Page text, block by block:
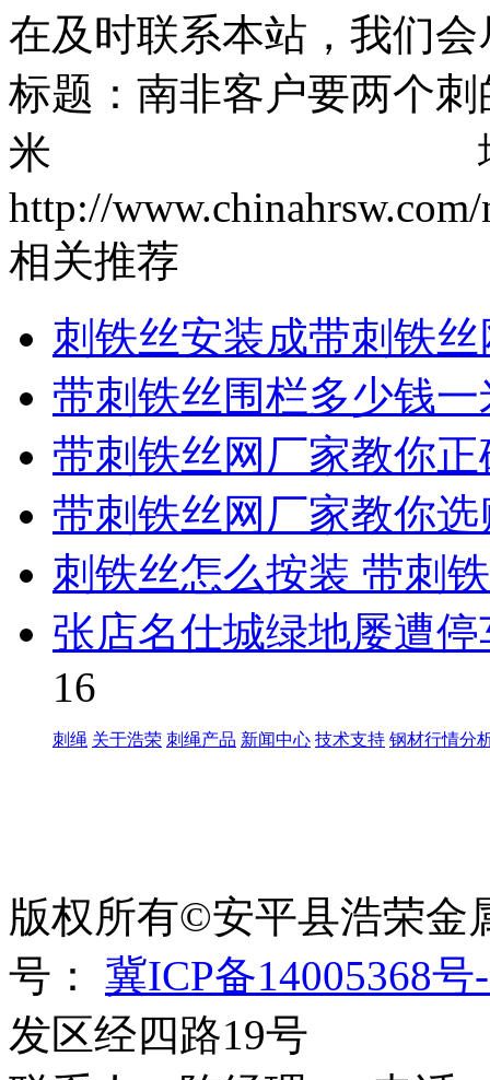
在及时联系本站，我们
标题：南非客户要两个
米 地址
http://
相关推荐
刺铁丝安装成带刺铁
带刺铁丝围栏多少钱
带刺铁丝网厂家教你
带刺铁丝网厂家教你
刺铁丝怎么按装 带刺
张店名仕城绿地屡遭
16
刺绳 关于浩荣 刺绳产品 新闻中心 技术支持 钢材行情分
版权所有©安平县浩荣
号： 冀ICP备14005368号
发区经四路19号